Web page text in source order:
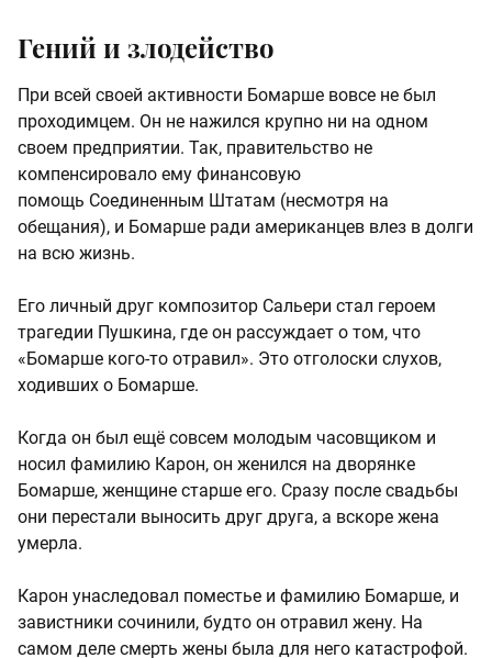
Гений и злодейство
При всей своей активности Бомарше вовсе не был
проходимцем. Он не нажился крупно ни на одном
своем предприятии. Так, правительство не
компенсировало ему финансовую
помощь Соединенным Штатам (несмотря на
обещания), и Бомарше ради американцев влез в долги
на всю жизнь.
Его личный друг композитор Сальери стал героем
трагедии Пушкина, где он рассуждает о том, что
«Бомарше кого-то отравил». Это отголоски слухов,
ходивших о Бомарше.
Когда он был ещё совсем молодым часовщиком и
носил фамилию Карон, он женился на дворянке
Бомарше, женщине старше его. Сразу после свадьбы
они перестали выносить друг друга, а вскоре жена
умерла.
Карон унаследовал поместье и фамилию Бомарше, и
завистники сочинили, будто он отравил жену. На
самом деле смерть жены была для него катастрофой.